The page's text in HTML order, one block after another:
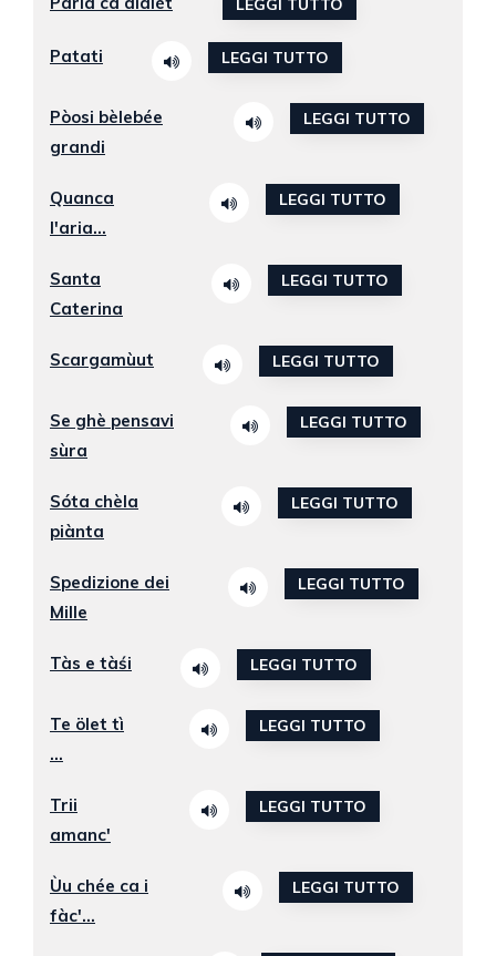
LEGGI TUTTO
Patati LEGGI TUTTO
Pòosi bèlebée
grandi
LEGGI TUTTO
Quanca
l'aria...
LEGGI TUTTO
Santa
Caterina
LEGGI TUTTO
Scargamùut LEGGI TUTTO
Se ghè pensavi
sùra
LEGGI TUTTO
Sóta chèla
piànta
LEGGI TUTTO
Spedizione dei
Mille
LEGGI TUTTO
Tàs e tàśi LEGGI TUTTO
Te ölet tì
...
LEGGI TUTTO
Trii
amanc'
LEGGI TUTTO
Ùu chée ca i
fàc'...
LEGGI TUTTO